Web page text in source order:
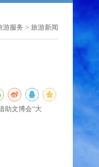
游服务 > 旅游新闻
助文博会“大